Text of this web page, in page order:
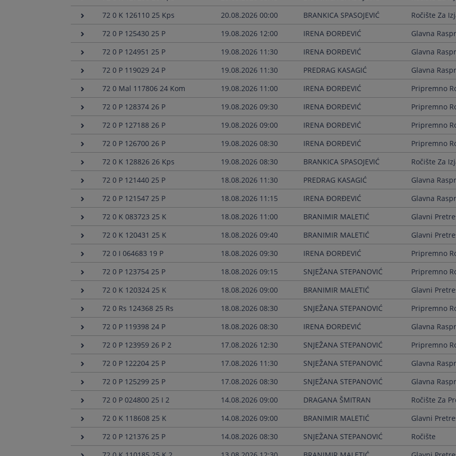
72 0 K 126110 25 Kps
20.08.2026 00:00 BRANKICA SPASOJEVIĆ
Ročište Za
72 0 P 125430 25 P
19.08.2026 12:00 IRENA ĐORĐEVIĆ
Glavna
72 0 P 124951 25 P
19.08.2026 11:30 IRENA ĐORĐEVIĆ
Glavna
72 0 P 119029 24 P
19.08.2026 11:30 PREDRAG KASAGIĆ
Glavna
72 0 Mal 117806 24 Kom
19.08.2026 11:00 IRENA ĐORĐEVIĆ
Pripremno
72 0 P 128374 26 P
19.08.2026 09:30 IRENA ĐORĐEVIĆ
Pripremno
72 0 P 127188 26 P
19.08.2026 09:00 IRENA ĐORĐEVIĆ
Pripremno
72 0 P 126700 26 P
19.08.2026 08:30 IRENA ĐORĐEVIĆ
Pripremno
72 0 K 128826 26 Kps
19.08.2026 08:30 BRANKICA SPASOJEVIĆ
Ročište Za
72 0 P 121440 25 P
18.08.2026 11:30 PREDRAG KASAGIĆ
Glavna
72 0 P 121547 25 P
18.08.2026 11:15 IRENA ĐORĐEVIĆ
Glavna
72 0 K 083723 25 K
18.08.2026 11:00 BRANIMIR MALETIĆ
Glavni
72 0 K 120431 25 K
18.08.2026 09:40 BRANIMIR MALETIĆ
Glavni
72 0 I 064683 19 P
18.08.2026 09:30 IRENA ĐORĐEVIĆ
Pripremno
72 0 P 123754 25 P
18.08.2026 09:15 SNJEŽANA STEPANOVIĆ
Pripremno
72 0 K 120324 25 K
18.08.2026 09:00 BRANIMIR MALETIĆ
Glavni
72 0 Rs 124368 25 Rs
18.08.2026 08:30 SNJEŽANA STEPANOVIĆ
Pripremno
72 0 P 119398 24 P
18.08.2026 08:30 IRENA ĐORĐEVIĆ
Glavna
72 0 P 123959 26 P 2
17.08.2026 12:30 SNJEŽANA STEPANOVIĆ
Pripremno
72 0 P 122204 25 P
17.08.2026 11:30 SNJEŽANA STEPANOVIĆ
Glavna
72 0 P 125299 25 P
17.08.2026 08:30 SNJEŽANA STEPANOVIĆ
Glavna
72 0 P 024800 25 I 2
14.08.2026 09:00 DRAGANA ŠMITRAN
Ročište Za
72 0 K 118608 25 K
14.08.2026 09:00 BRANIMIR MALETIĆ
Glavni
72 0 P 121376 25 P
14.08.2026 08:30 SNJEŽANA STEPANOVIĆ
Ročište